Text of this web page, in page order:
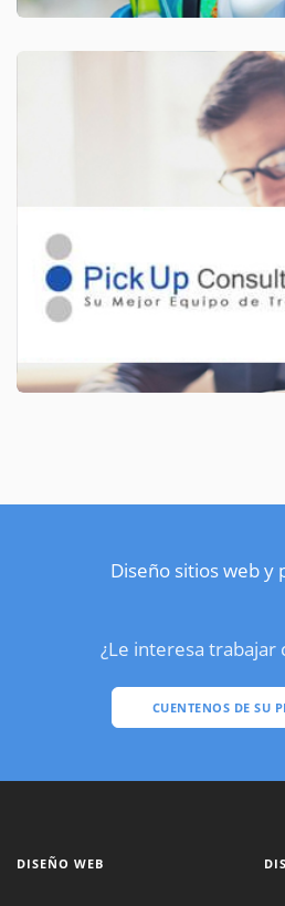
Diseño sitios web y
¿Le interesa trabajar
CUENTENOS DE SU
DISEÑO WEB